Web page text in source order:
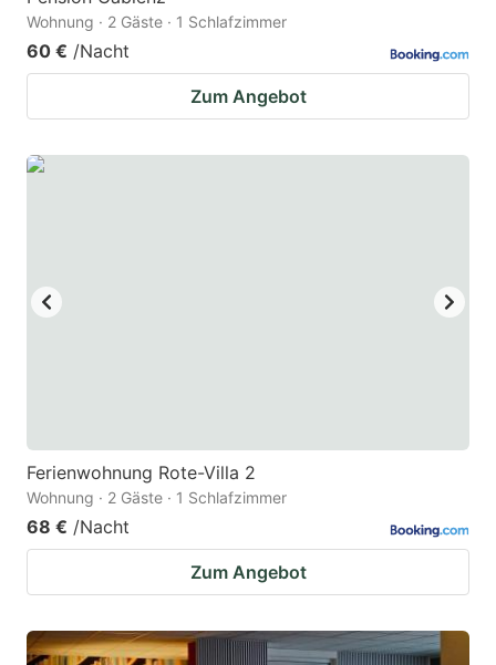
Wohnung · 2 Gäste · 1 Schlafzimmer
60 € /Nacht
Zum Angebot
Ferienwohnung Rote-Villa 2
Wohnung · 2 Gäste · 1 Schlafzimmer
68 € /Nacht
Zum Angebot